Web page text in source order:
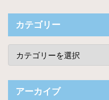
カテゴリー
アーカイブ